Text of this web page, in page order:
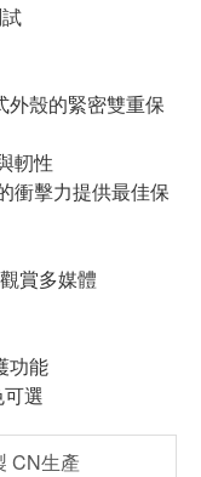
外殼的緊密雙重保
軔性
衝擊力提供最佳保
賞多媒體
功能
選
CN生產